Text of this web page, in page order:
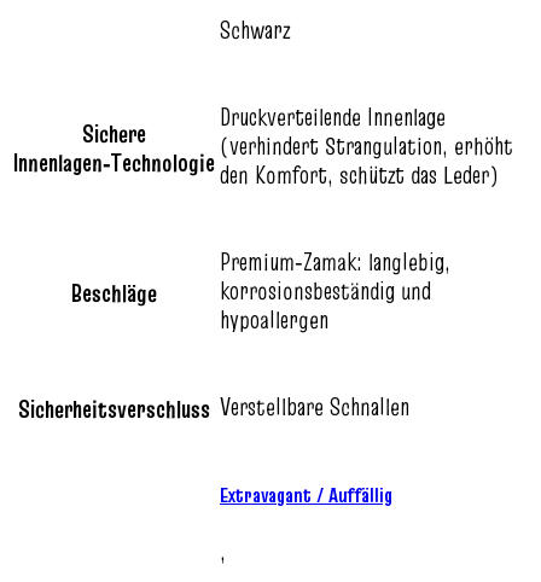
Schwarz
Sichere
Innenlagen‑Technologie
Druckverteilende Innenlage
(verhindert Strangulation, erhöht
den Komfort, schützt das Leder)
Beschläge
Premium‑Zamak: langlebig,
korrosionsbeständig und
hypoallergen
Sicherheitsverschluss Verstellbare Schnallen
Extravagant / Auffällig
,